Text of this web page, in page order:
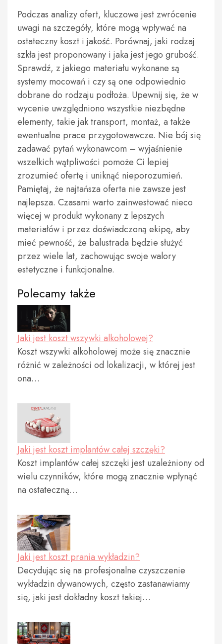
Podczas analizy ofert, kluczowe jest zwrócenie
uwagi na szczegóły, które mogą wpływać na
ostateczny koszt i jakość. Porównaj, jaki rodzaj
szkła jest proponowany i jaka jest jego grubość.
Sprawdź, z jakiego materiału wykonane są
systemy mocowań i czy są one odpowiednio
dobrane do rodzaju podłoża. Upewnij się, że w
wycenie uwzględniono wszystkie niezbędne
elementy, takie jak transport, montaż, a także
ewentualne prace przygotowawcze. Nie bój się
zadawać pytań wykonawcom – wyjaśnienie
wszelkich wątpliwości pomoże Ci lepiej
zrozumieć ofertę i uniknąć nieporozumień.
Pamiętaj, że najtańsza oferta nie zawsze jest
najlepsza. Czasami warto zainwestować nieco
więcej w produkt wykonany z lepszych
materiałów i przez doświadczoną ekipę, aby
mieć pewność, że balustrada będzie służyć
przez wiele lat, zachowując swoje walory
estetyczne i funkcjonalne.
Polecamy także
Jaki jest koszt wszywki alkoholowej?
Koszt wszywki alkoholowej może się znacznie
różnić w zależności od lokalizacji, w której jest
ona…
Jaki jest koszt implantów całej szczęki?
Koszt implantów całej szczęki jest uzależniony od
wielu czynników, które mogą znacznie wpłynąć
na ostateczną…
Jaki jest koszt prania wykładzin?
Decydując się na profesjonalne czyszczenie
wykładzin dywanowych, często zastanawiamy
się, jaki jest dokładny koszt takiej…